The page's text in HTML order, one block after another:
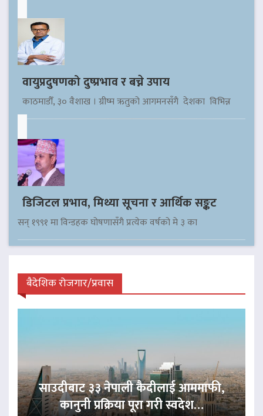
वायुप्रदुषणको दुष्प्रभाव र बच्ने उपाय
काठमाडौँ, ३० वैशाख । ग्रीष्म ऋतुको आगमनसँगै देशका विभिन्न
डिजिटल प्रभाव, मिथ्या सूचना र आर्थिक सङ्कट
सन् १९९१ मा विन्डहक घोषणासँगै प्रत्येक वर्षको मे ३ का
बैदेशिक रोजगार/प्रवास
साउदीबाट ३३ नेपाली कैदीलाई आममाफी,
कानुनी प्रक्रिया पूरा गरी स्वदेश…